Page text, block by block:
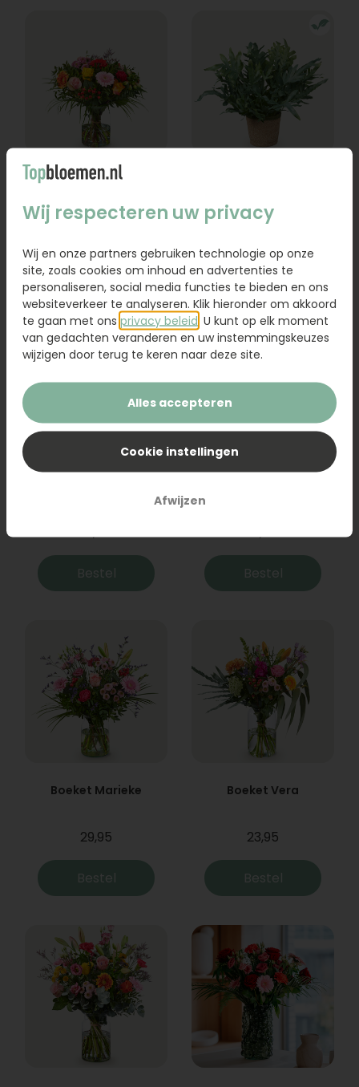
Boeket Lexie
Vanaf
18,95
Bestel
16,95
Bestel
31,95
Bestel
19,95
Bestel
Boeket Marieke
29,95
Bestel
Boeket Vera
23,95
Bestel
Wij respecteren uw privacy
Wij en onze partners gebruiken technologie op onze
site, zoals cookies om inhoud en advertenties te
personaliseren, social media functies te bieden en ons
websiteverkeer te analyseren. Klik hieronder om akkoord
te gaan met ons privacy beleid . U kunt op elk moment
van gedachten veranderen en uw instemmingskeuzes
wijzigen door terug te keren naar deze site.
Alles accepteren
Cookie instellingen
Afwijzen